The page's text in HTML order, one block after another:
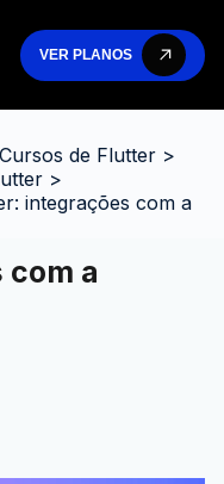
VER PLANOS
Cursos de Flutter>
>
integrações com a
a